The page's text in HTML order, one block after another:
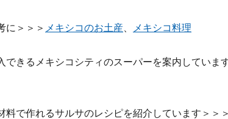
に＞＞＞ メキシコのお土産 メキシコ料理
できるメキシコシティのスーパーを案内していま
料で作れるサルサのレシピを紹介しています＞＞＞